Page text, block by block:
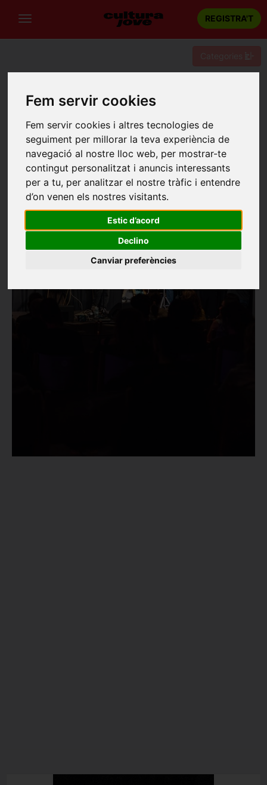
Fem servir cookies
Fem servir cookies i altres tecnologies de
seguiment per millorar la teva experiència de
navegació al nostre lloc web, per mostrar-te
contingut personalitzat i anuncis interessants
per a tu, per analitzar el nostre tràfic i entendre
d’on venen els nostres visitants.
Estic d’acord
Declino
Canviar preferències
REGISTRA'T
Girona
c. Mercaders, 8